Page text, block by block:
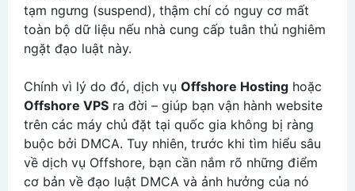
tạm ngưng (suspend), thậm chí có nguy cơ mất
toàn bộ dữ liệu nếu nhà cung cấp tuân thủ nghiêm
ngặt đạo luật này.
Chính vì lý do đó, dịch vụ Offshore Hosting hoặc
Offshore VPS ra đời – giúp bạn vận hành website
trên các máy chủ đặt tại quốc gia không bị ràng
buộc bởi DMCA. Tuy nhiên, trước khi tìm hiểu sâu
về dịch vụ Offshore, bạn cần nắm rõ những điểm
cơ bản về đạo luật DMCA và ảnh hưởng của nó